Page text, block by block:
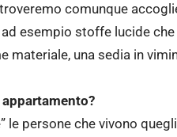
comunque
esempio stoffe lucide
una sedia in
le persone che vivono